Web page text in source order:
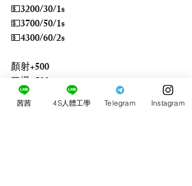
💵3200/30/1s
💵3700/50/1s
💵4300/60/2s
顏射+500
口爆+500
情趣用品(需自備)+500
自慰秀+500
茜茜 4S人體工學 Telegram Instagram